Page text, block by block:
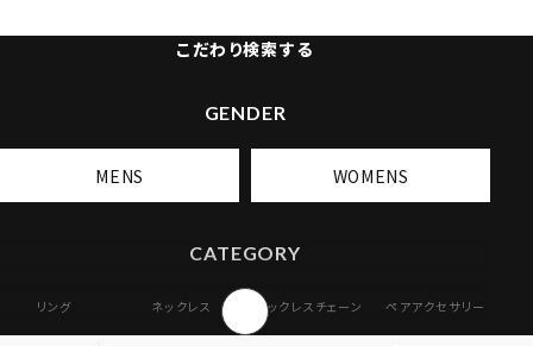
こだわり検索する
GENDER
MENS WOMENS
CATEGORY
リング ネックレス ネックレスチェーン ペアアクセサリー